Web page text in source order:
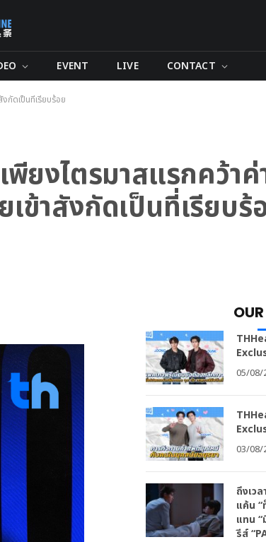
EVENT LIVE CONTACT
กัดเป็นที่เรียบร้อย
ยงไตรมาสแรกคว้าค่
ข้าสังกัดเป็นที่เรียบร้
05/08/
03/08/
ถึงเว
แค้น
แทน “
รีส์